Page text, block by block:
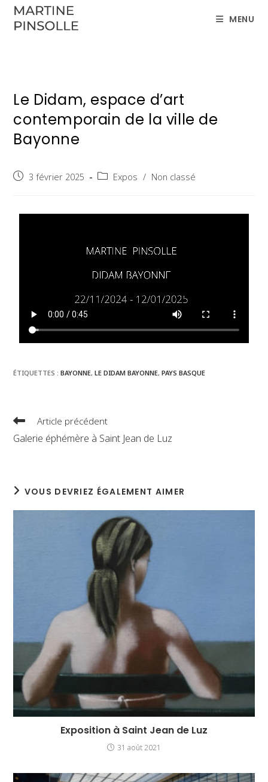
MENU
Le Didam, espace d’art
contemporain de la ville de
Bayonne
3 février 2025 Expos / Non classé
ÉTIQUETTES :BAYONNE, LE DIDAM BAYONNE, PAYS BASQUE
Article précédent
Galerie éphémère à Saint Jean de Luz
VOUS DEVRIEZ ÉGALEMENT AIMER
Exposition à Saint Jean de Luz
31 août 2021